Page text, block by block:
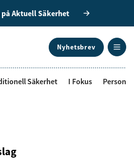
Aktuell Säkerhet
Nyhetsbrev
Säkerhet I Fokus